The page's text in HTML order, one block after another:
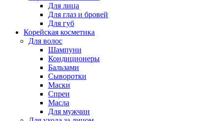
Для лица
Для глаз и бровей
Для губ
Корейская косметика
Для волос
Шампуни
Кондиционеры
Бальзами
Сыворотки
Маски
Спреи
Масла
Для мужчин